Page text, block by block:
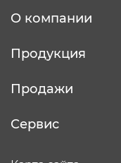
О компании
Продукция
Продажи
Сервис